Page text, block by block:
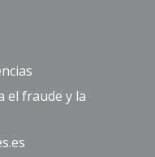
el fraude y la